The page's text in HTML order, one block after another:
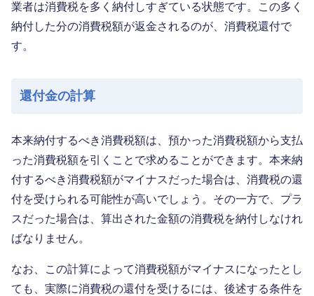
業者は消費税を多く納付しすぎている状態です。この多く
納付した分の消費税額が返金されるのが、消費税還付で
す。
還付金の計算
本来納付するべき消費税額は、預かった消費税額から支払
った消費税額を引くことで求めることができます。本来納
付するべき消費税額がマイナスだった場合は、消費税の還
付を受けられる可能性が高いでしょう。その一方で、プラ
スだった場合は、算出された金額の消費税を納付しなけれ
ばなりません。
なお、この計算によって消費税額がマイナスになったとし
ても、実際に消費税の還付を受けるには、後述する条件を